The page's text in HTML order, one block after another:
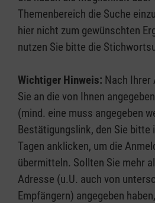
Themenbereich die Suche
hier nicht zum gewünschten
nutzen Sie bitte die
Wichtiger Hinweis: Nach Ihrer
Sie an die von Ihnen
(mind. eine muss angegeben
Bestätigungslink, den Sie bitte
Tagen anklicken, um die
übermitteln. Sollten Sie mehr
Adresse (u.U. auch von
Empfängern) angegeben